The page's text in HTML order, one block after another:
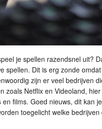
je spellen razendsnel uit?
spellen. Dit is erg zonde
zijn er veel bedrijven
zoals Netflix en Videoland,
films. Goed nieuws, dit kan
toegelicht welke